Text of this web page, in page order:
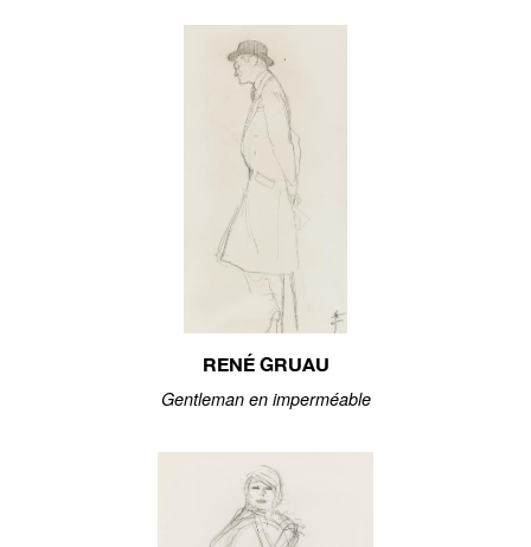
RENÉ GRUAU
Gentleman en imperméable